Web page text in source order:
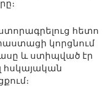
հետո
կորցնում
և ստիպված էր
հսկայական